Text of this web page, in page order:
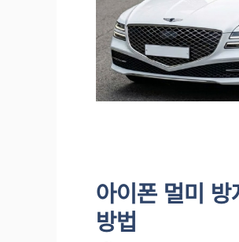
아이폰 멀미
방법